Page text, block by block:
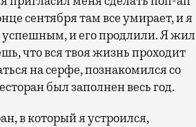
сентября там все умирает, и я
успешным, и его продлили. Я жил
что вся твоя жизнь проходит
на серфе, познакомился со
был заполнен весь год.
в который я устроился,